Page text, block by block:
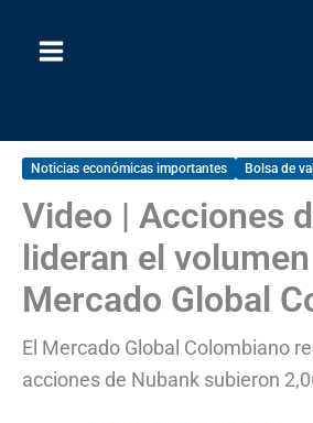
Noticias económicas importantes Bolsa de
Video | Acciones
lideran el
Mercado Global
El Mercado Global Colombiano
acciones de Nubank subieron